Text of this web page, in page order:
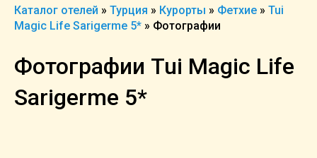
Каталог отелей » Турция » Курорты » Фетхие » Tui
Magic Life Sarigerme 5* » Фотографии
Фотографии Tui Magic Life
Sarigerme 5*